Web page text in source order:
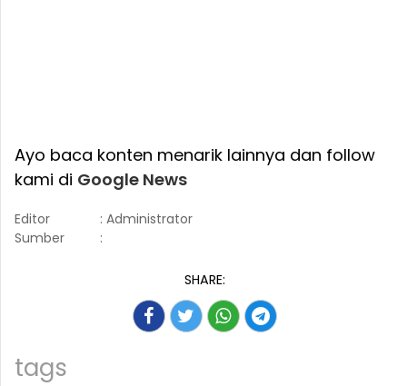
Ayo baca konten menarik lainnya dan follow
kami di Google News
Editor
: Administrator
Sumber
:
SHARE:
tags